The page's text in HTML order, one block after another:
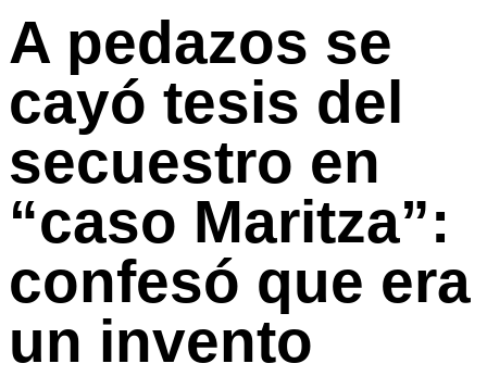
A pedazos se
cayó tesis del
secuestro en
“caso Maritza”:
confesó que era
un invento